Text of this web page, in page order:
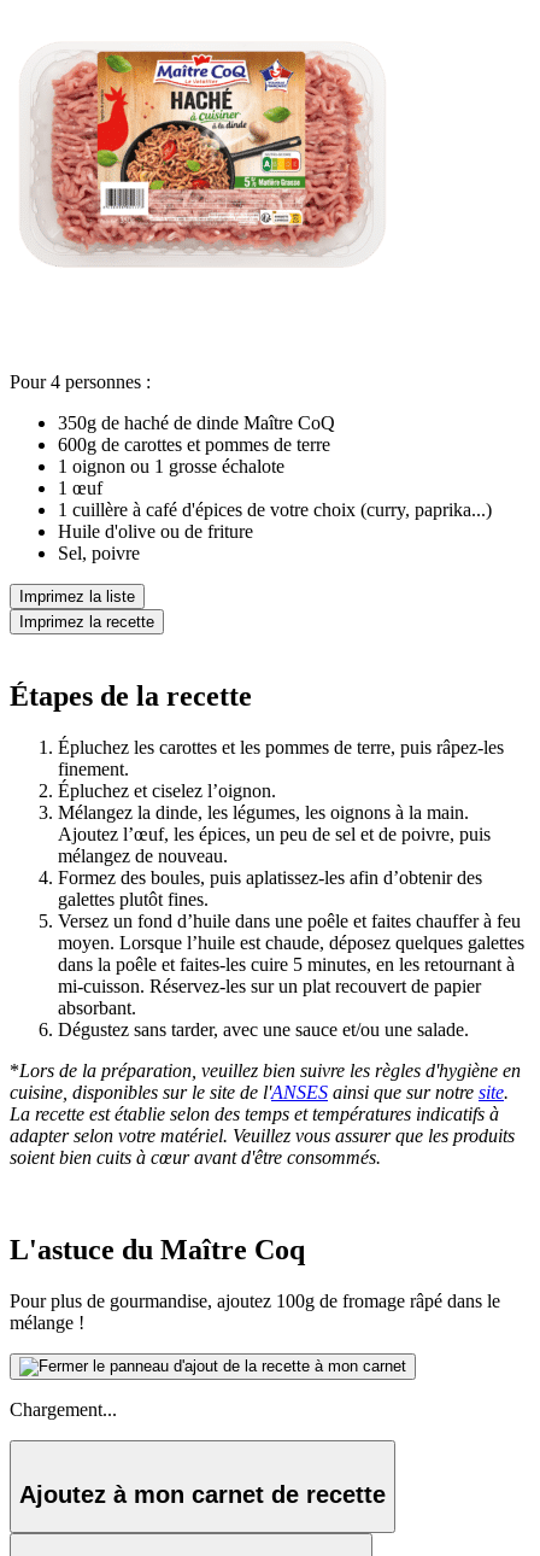
Pour 4 personnes :
350g de haché de dinde Maître CoQ
600g de carottes et pommes de terre
1 oignon ou 1 grosse échalote
1 œuf
1 cuillère à café d'épices de votre choix (curry, paprika...)
Huile d'olive ou de friture
Sel, poivre
Imprimez la liste
Imprimez la recette
Étapes de la recette
Épluchez les carottes et les pommes de terre, puis râpez-les
finement.
Épluchez et ciselez l’oignon.
Mélangez la dinde, les légumes, les oignons à la main.
Ajoutez l’œuf, les épices, un peu de sel et de poivre, puis
mélangez de nouveau.
Formez des boules, puis aplatissez-les afin d’obtenir des
galettes plutôt fines.
Versez un fond d’huile dans une poêle et faites chauffer à feu
moyen. Lorsque l’huile est chaude, déposez quelques galettes
dans la poêle et faites-les cuire 5 minutes, en les retournant à
mi-cuisson. Réservez-les sur un plat recouvert de papier
absorbant.
Dégustez sans tarder, avec une sauce et/ou une salade.
*Lors de la préparation, veuillez bien suivre les règles d'hygiène en
cuisine, disponibles sur le site de l'ANSES ainsi que sur notre site.
La recette est établie selon des temps et températures indicatifs à
adapter selon votre matériel. Veuillez vous assurer que les produits
soient bien cuits à cœur avant d'être consommés.
L'astuce du Maître Coq
Pour plus de gourmandise, ajoutez 100g de fromage râpé dans le
mélange !
Chargement...
Ajoutez à mon carnet de recette